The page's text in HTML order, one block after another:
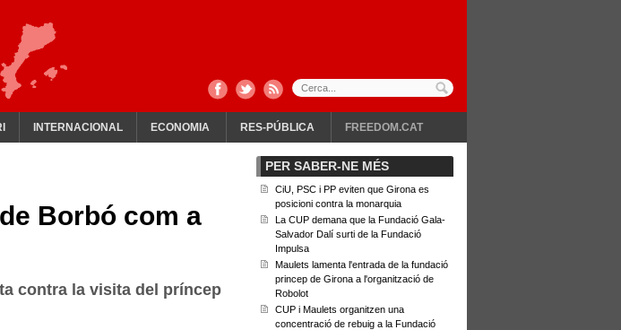
INTERNACIONAL ECONOMIA RES-PÚBLICA FREEDOM.CAT
Borbó com a
contra la visita del príncep
PER SABER-NE MÉS
CiU, PSC i PP eviten que Girona es
posicioni contra la monarquia
La CUP demana que la Fundació Gala-
Salvador Dalí surti de la Fundació
Impulsa
Maulets lamenta l'entrada de la fundació
princep de Girona a l'organització de
Robolot
CUP i Maulets organitzen una
concentració de rebuig a la Fundació